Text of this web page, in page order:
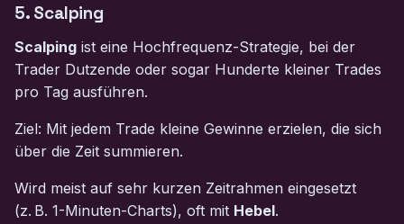
5. Scalping
Scalping ist eine Hochfrequenz-Strategie, bei der
Trader Dutzende oder sogar Hunderte kleiner Trades
pro Tag ausführen.
Ziel: Mit jedem Trade kleine Gewinne erzielen, die sich
über die Zeit summieren.
Wird meist auf sehr kurzen Zeitrahmen eingesetzt
(z. B. 1-Minuten-Charts), oft mit Hebel.